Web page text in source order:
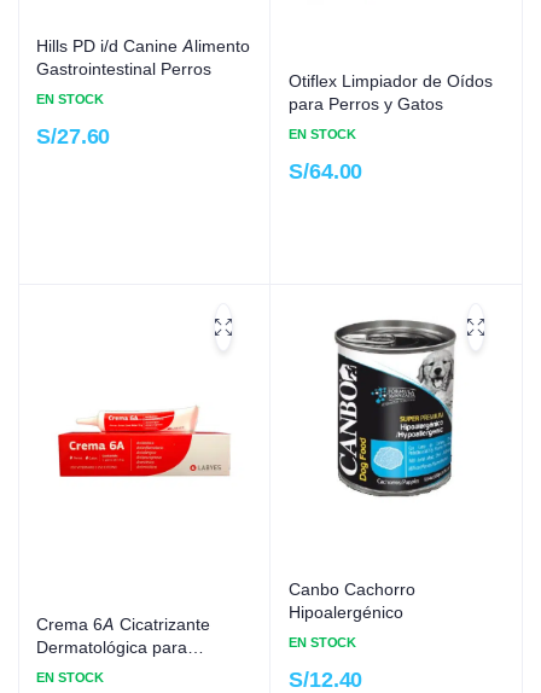
Hills PD i/d Canine Alimento
Gastrointestinal Perros
EN STOCK
S/27.60
Otiflex Limpiador de Oídos
para Perros y Gatos
EN STOCK
S/64.00
Crema 6A Cicatrizante
Dermatológica para
Mascotas
EN STOCK
Canbo Cachorro
Hipoalergénico
EN STOCK
S/12.40